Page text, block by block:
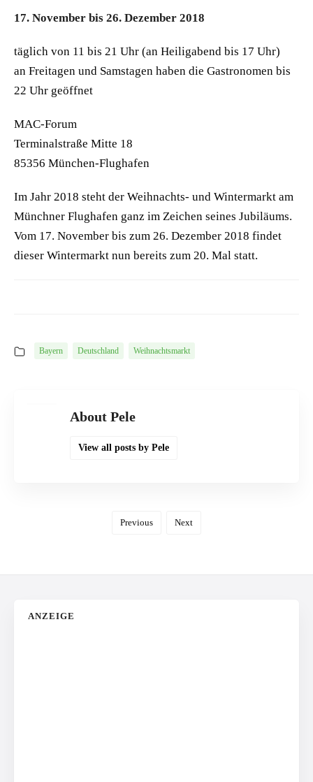
17. November bis 26. Dezember 2018
täglich von 11 bis 21 Uhr (an Heiligabend bis 17 Uhr)
an Freitagen und Samstagen haben die Gastronomen bis
22 Uhr geöffnet
MAC-Forum
Terminalstraße Mitte 18
85356 München-Flughafen
Im Jahr 2018 steht der Weihnachts- und Wintermarkt am
Münchner Flughafen ganz im Zeichen seines Jubiläums.
Vom 17. November bis zum 26. Dezember 2018 findet
dieser Wintermarkt nun bereits zum 20. Mal statt.
Bayern Deutschland Weihnachtsmarkt
About Pele
View all posts by Pele
Previous Next
ANZEIGE